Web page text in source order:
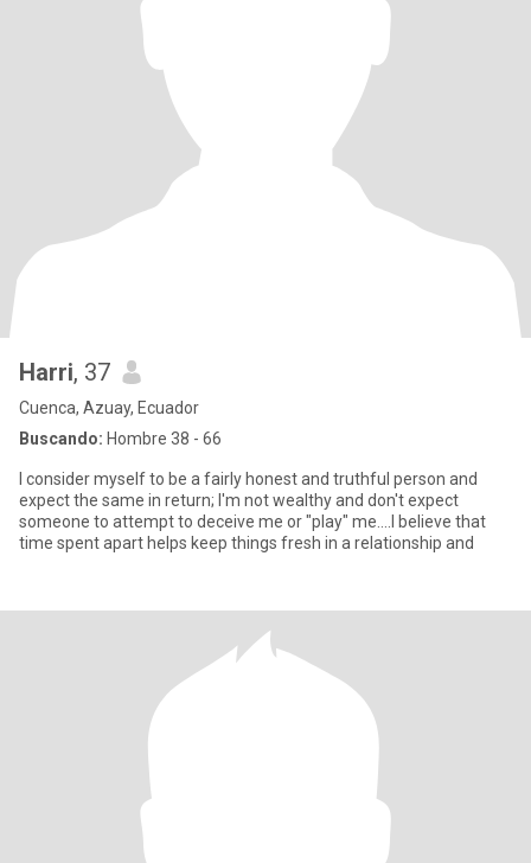
Harri, 37
Cuenca, Azuay, Ecuador
Buscando: Hombre 38 - 66
I consider myself to be a fairly honest and truthful person and
expect the same in return; I'm not wealthy and don't expect
someone to attempt to deceive me or "play" me....I believe that
time spent apart helps keep things fresh in a relationship and